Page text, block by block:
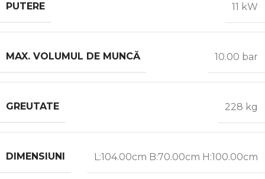
PUTERE 11 kW
MAX. VOLUMUL DE MUNCĂ 10.00 bar
GREUTATE 228 kg
DIMENSIUNI L:104.00cm B:70.00cm H:100.00cm